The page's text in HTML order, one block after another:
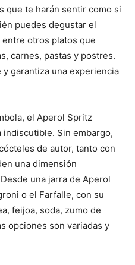
que te harán sentir como si
puedes degustar el
otros platos que
carnes, pastas y postres.
garantiza una experiencia
el Aperol Spritz
Sin embargo,
de autor, tanto con
una dimensión
una jarra de Aperol
o el Farfalle, con su
feijoa, soda, zumo de
opciones son variadas y